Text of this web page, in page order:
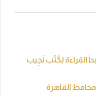
القِراءة لِكُتُب نَجِيب
القاهرة